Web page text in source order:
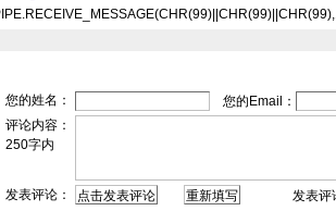
您的姓名：
您的Email：
评论内容：
250字内
发表评论： 发表评论